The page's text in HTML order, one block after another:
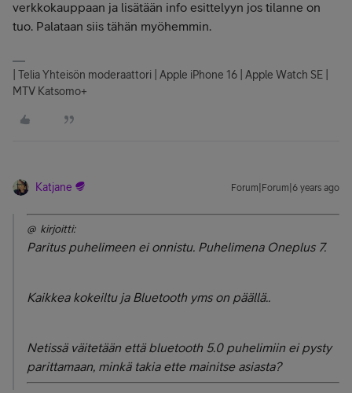
verkkokauppaan ja lisätään info esittelyyn jos tilanne on
tuo. Palataan siis tähän myöhemmin.
| Telia Yhteisön moderaattori | Apple iPhone 16 | Apple Watch SE |
MTV Katsomo+
Katjane Forum|Forum|6 years ago
@ kirjoitti:
Paritus puhelimeen ei onnistu. Puhelimena Oneplus 7.
Kaikkea kokeiltu ja Bluetooth yms on päällä..
Netissä väitetään että bluetooth 5.0 puhelimiin ei pysty
parittamaan, minkä takia ette mainitse asiasta?